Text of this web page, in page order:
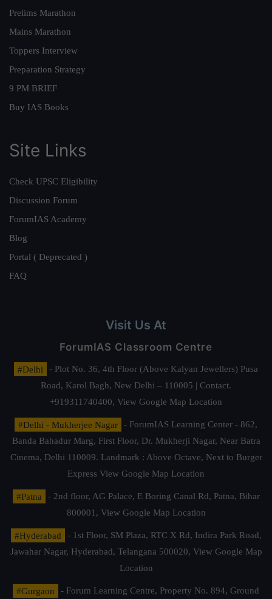
Prelims Marathon
Mains Marathon
Toppers Interview
Preparation Strategy
9 PM BRIEF
Buy IAS Books
Site Links
Check UPSC Eligibility
Discussion Forum
ForumIAS Academy
Blog
Portal ( Deprecated )
FAQ
Visit Us At
ForumIAS Classroom Centre
#Delhi
- Plot No. 36, 4th Floor (Above Kalyan Jewellers) Pusa
Road, Karol Bagh, New Delhi – 110005 | Contact.
+919311740400, View Google Map Location
#Delhi - Mukherjee Nagar
- ForumIAS Learning Center - 862,
Banda Bahadur Marg, First Floor, Dr. Mukherji Nagar, Near Batra
Cinema, Delhi 110009. Landmark : Above Octave, Next to Burger
Express View Google Map Location
#Patna
- 2nd floor, AG Palace, E Boring Canal Rd, Patna, Bihar
800001, View Google Map Location
#Hyderabad
- 1st Floor, SM Plaza, RTC X Rd, Indira Park Road,
Jawahar Nagar, Hyderabad, Telangana 500020, View Google Map
Location
#Gurgaon - Forum Learning Centre, Property No. 894, Ground